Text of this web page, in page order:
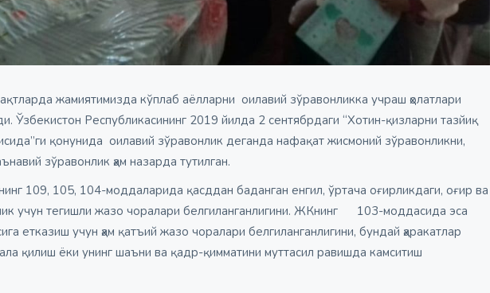
жамиятимизда кўплаб аёлларни оилавий зўравонликка учраш ҳолатлари
Ўзбекистон Республикасининг 2019 йилда 2 сентябрдаги “Хотин-қизларни тазйиқ
қонунида оилавий зўравонлик деганда нафақат жисмоний зўравонликни,
зўравонлик ҳам назарда тутилган.
109, 105, 104-моддаларида қасддан баданган енгил, ўртача оғирликдаги, оғир ва
учун тегишли жазо чоралари белгиланганлигини. ЖКнинг 103-моддасида эса
етказиш учун ҳам қатъий жазо чоралари белгиланганлигини, бундай ҳаракатлар
қилиш ёки унинг шаъни ва қадр-қимматини муттасил равишда камситиш